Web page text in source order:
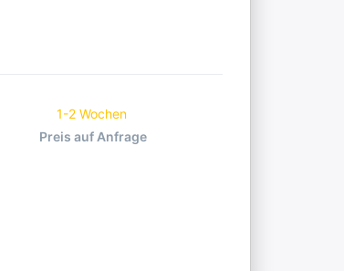
1-2 Wochen
Preis auf Anfrage